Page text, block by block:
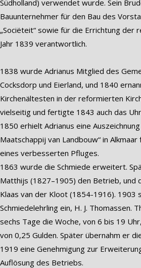
Südholland) verwendet wurde. Sein
Bauunternehmer für den Bau des
„Sociëteit“ sowie für die Errichtung der
Jahr 1839 verantwortlich.
1838 wurde Adrianus Mitglied des
Cocksdorp und Eierland, und 1840
Kirchenältesten in der reformierten
vielseitig und fertigte 1843 auch das
1850 erhielt Adrianus eine
Maatschappij van Landbouw“ in
eines verbesserten Pfluges.
1863 wurde die Schmiede erweitert.
Matthijs (1827–1905) den Betrieb, und
Klaas van der Kloot (1854-1916). 1903
Schmiedelehrling ein, H. J. Thomassen.
sechs Tage die Woche, von 6 bis 19
von 0,25 Gulden. Später übernahm er
1919 eine Genehmigung zur
Auflösung des Betriebs.